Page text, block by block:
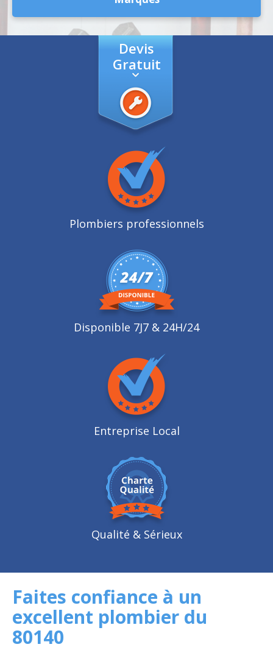
Devis
Gratuit
Plombiers professionnels
Disponible 7J7 & 24H/24
Entreprise Local
Qualité & Sérieux
Faites confiance à un
excellent plombier du
80140